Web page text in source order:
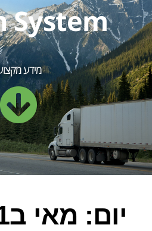
System
מידע
יום: מאי ב11, 2023